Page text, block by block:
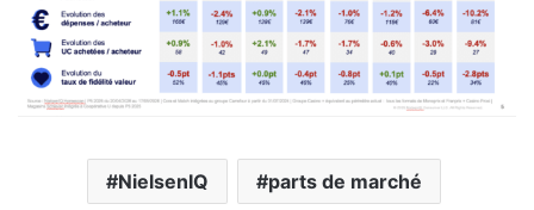
NielsenIQ parts de marché